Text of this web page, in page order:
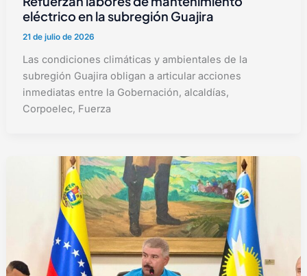
eléctrico en la subregión Guajira
21 de julio de 2026
Las condiciones climáticas y ambientales de la
subregión Guajira obligan a articular acciones
inmediatas entre la Gobernación, alcaldías,
Corpoelec, Fuerza